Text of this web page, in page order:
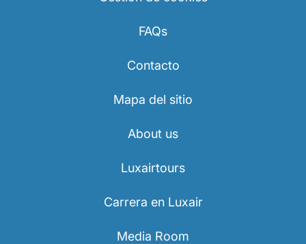
FAQs
Contacto
Mapa del sitio
About us
Luxairtours
Carrera en Luxair
Media Room